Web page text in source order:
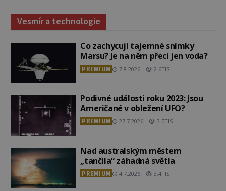
Vesmír a technologie
Co zachycují tajemné snímky
Marsu? Je na něm přeci jen voda?
PREMIUM 7.8.2026 2.6TIS
Podivné události roku 2023: Jsou
Američané v obležení UFO?
PREMIUM 27.7.2026 3.5TIS
Nad australským městem
„tančila“ záhadná světla
PREMIUM 4.7.2026 3.4TIS